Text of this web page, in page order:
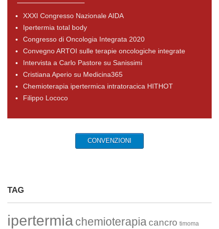
XXXI Congresso Nazionale AIDA
Ipertermia total body
Congresso di Oncologia Integrata 2020
Convegno ARTOI sulle terapie oncologiche integrate
Intervista a Carlo Pastore su Sanissimi
Cristiana Aperio su Medicina365
Chemioterapia ipertermica intratoracica HITHOT
Filippo Lococo
CONVENZIONI
TAG
ipertermiachemioterapia cancro timoma